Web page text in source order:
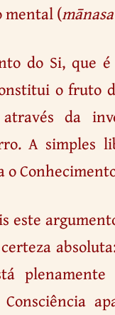
mental (
do Si, que
o fruto
da
A simples
o
este